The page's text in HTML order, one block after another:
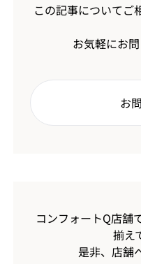
この記事についてご
お気軽にお
お
コンフォートQ店舗
揃え
是非、店舗